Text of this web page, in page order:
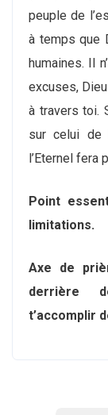
peuple de
à temps que
humaines. Il
excuses,
à travers toi.
sur celui
l’Eternel fera
Point
limitations.
Axe de
derrière
t’accomplir